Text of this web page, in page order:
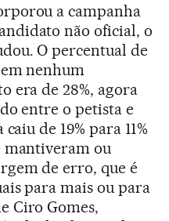
a campanha
não oficial, o
O percentual de
nenhum
era de 28%, agora
entre o petista e
de 19% para 11%
mantiveram ou
de erro, que é
para mais ou para
Ciro Gomes,